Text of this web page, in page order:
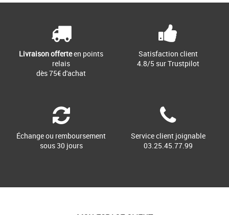
Livraison offerteen points
relais
dès 75€ d'achat
Satisfaction client
4.8/5 sur Trustpilot
Échange ou remboursement
sous 30 jours
Service client joignable
03.25.45.77.99